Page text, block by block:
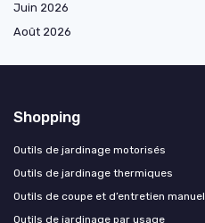
Juin 2026
Août 2026
Shopping
Outils de jardinage motorisés
Outils de jardinage thermiques
Outils de coupe et d’entretien manuel
Outils de jardinage par usage